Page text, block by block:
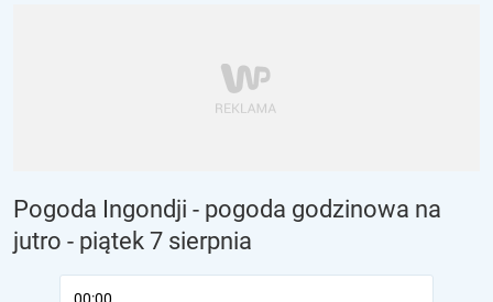
Pogoda Ingondji - pogoda godzinowa na
jutro - piątek 7 sierpnia